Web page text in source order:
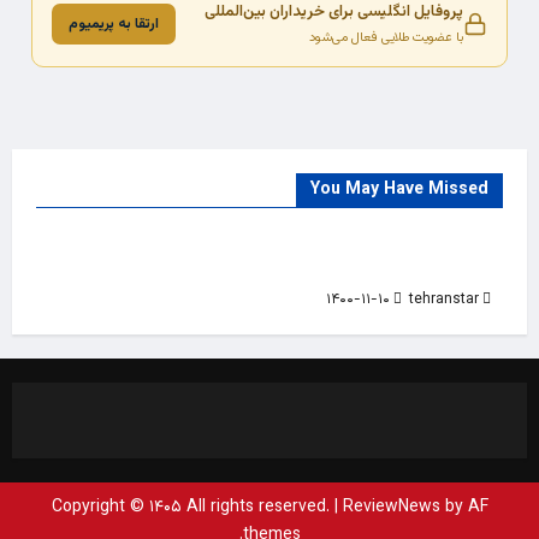
پروفایل انگلیسی برای خریداران بین‌المللی
با عضویت طلایی فعال می‌شود
ارتقا به پریمیوم
You May Have Missed
Countries
India
Trade Source
tehranstar
Copyright © ۱۴۰۵ All rights reserved. | ReviewNews by AF